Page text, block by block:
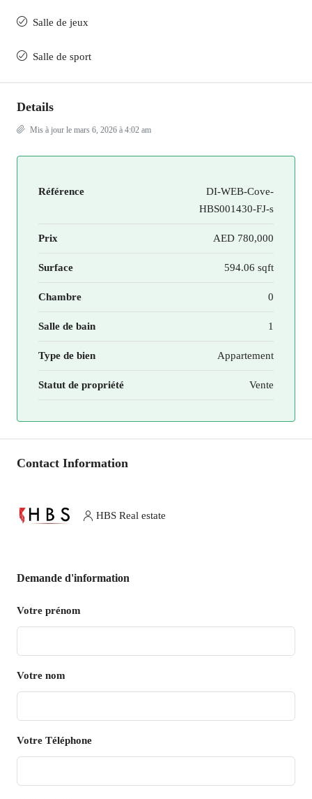
Salle de jeux
Salle de sport
Details
Mis à jour le mars 6, 2026 à 4:02 am
Référence
DI-WEB-Cove-
HBS001430-FJ-s
Prix AED 780,000
Surface 594.06 sqft
Chambre 0
Salle de bain 1
Type de bien Appartement
Statut de propriété Vente
Contact Information
HBS Real estate
Demande d'information
Votre prénom
Votre nom
Votre Téléphone